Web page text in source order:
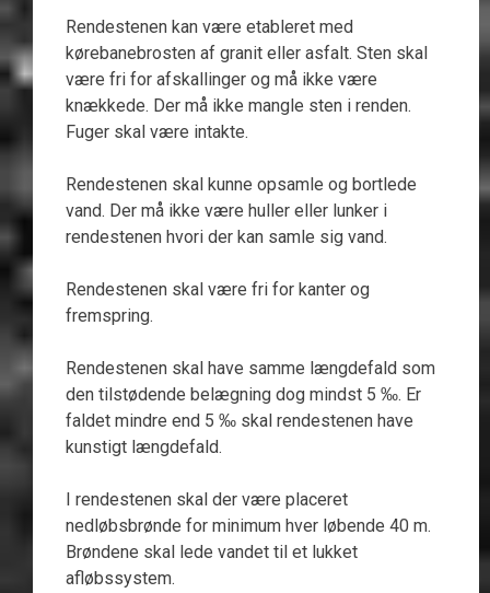
Rendestenen kan være etableret med
kørebanebrosten af granit eller asfalt. Sten skal
være fri for afskallinger og må ikke være
knækkede. Der må ikke mangle sten i renden.
Fuger skal være intakte.
Rendestenen skal kunne opsamle og bortlede
vand. Der må ikke være huller eller lunker i
rendestenen hvori der kan samle sig vand.
Rendestenen skal være fri for kanter og
fremspring.
Rendestenen skal have samme længdefald som
den tilstødende belægning dog mindst 5 ‰. Er
faldet mindre end 5 ‰ skal rendestenen have
kunstigt længdefald.
I rendestenen skal der være placeret
nedløbsbrønde for minimum hver løbende 40 m.
Brøndene skal lede vandet til et lukket
afløbssystem.